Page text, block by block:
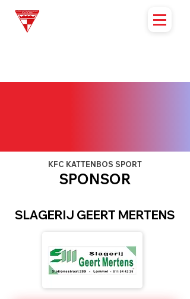
KFC KATTENBOS SPORT
SPONSOR
SLAGERIJ GEERT MERTENS